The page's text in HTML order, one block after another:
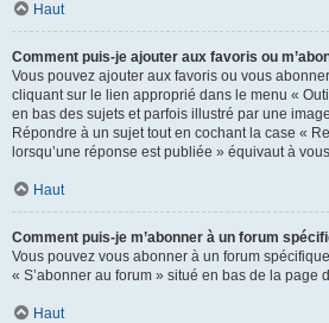
Haut
Comment puis-je ajouter aux favoris ou
Vous pouvez ajouter aux favoris ou vous
cliquant sur le lien approprié dans le menu «
en bas des sujets et parfois illustré par une
Répondre à un sujet tout en cochant la case «
lorsqu’une réponse est publiée » équivaut à
Haut
Comment puis-je m’abonner à un forum
Vous pouvez vous abonner à un forum
« S’abonner au forum » situé en bas de la page
Haut